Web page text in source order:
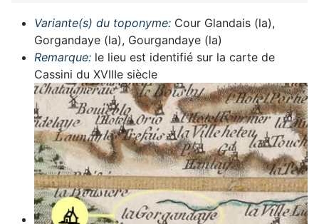
Variante(s) du toponyme: Cour Glandais (la),
Gorgandaye (la), Gourgandaye (la)
Remarque: le lieu est identifié sur la carte de
Cassini du XVIIIe siècle